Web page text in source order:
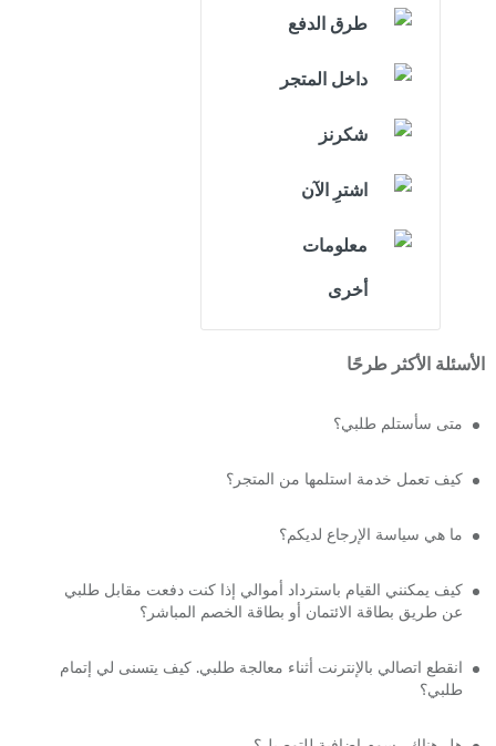
طرق الدفع
داخل المتجر
شكرنز
اشترِ الآن
معلومات
أخرى
الأسئلة الأكثر طرحًا
متى سأستلم طلبي؟
كيف تعمل خدمة استلمها من المتجر؟
ما هي سياسة الإرجاع لديكم؟
كيف يمكنني القيام باسترداد أموالي إذا كنت دفعت مقابل طلبي
عن طريق بطاقة الائتمان أو بطاقة الخصم المباشر؟
انقطع اتصالي بالإنترنت أثناء معالجة طلبي. كيف يتسنى لي إتمام
طلبي؟